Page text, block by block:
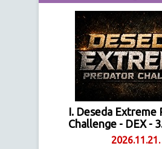
I. Deseda Extreme
Challenge - DEX -
2026.11.21.